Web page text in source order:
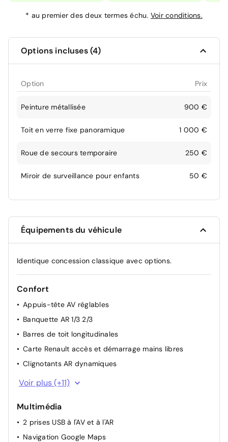
* au premier des deux termes échu. Voir conditions.
Options incluses (4)
Option Prix
Peinture métallisée 900 €
Toit en verre fixe panoramique 1 000 €
Roue de secours temporaire 250 €
Miroir de surveillance pour enfants 50 €
Équipements du véhicule
Identique concession classique avec options.
Confort
Appuis-tête AV réglables
Banquette AR 1/3 2/3
Barres de toit longitudinales
Carte Renault accès et démarrage mains libres
Clignotants AR dynamiques
Climatisation automatique bi-zone
Détection intelligente des limitations de vitesse et
prévention survitesse
Direction assistée
Voir plus (+11)
Multimédia
2 prises USB à l'AV et à l'AR
Navigation Google Maps